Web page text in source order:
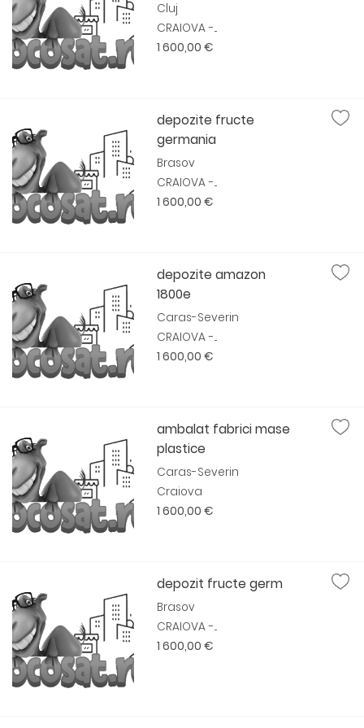
Cluj
CRAIOVA -...
1 600,00 €
depozite fructe
germania
Brasov
CRAIOVA -...
1 600,00 €
depozite amazon
1800e
Caras-Severin
CRAIOVA -...
1 600,00 €
ambalat fabrici mase
plastice
Caras-Severin
Craiova
1 600,00 €
depozit fructe germ
Brasov
CRAIOVA -...
1 600,00 €